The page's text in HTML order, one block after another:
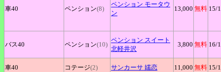
車40 ペンション(8)
ペンション モータウ
ン
13,000 無料 15/
バス40 ペンション(10)
ペンション スイート
北軽井沢
3,800 無料 16/
車40 コテージ(2) サンカーサ 嬬恋 11,000 無料 15/